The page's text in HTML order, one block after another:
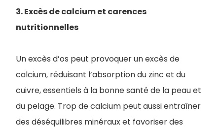
3. Excès de calcium et carences
nutritionnelles
Un excès d’os peut provoquer un excès de
calcium, réduisant l’absorption du zinc et du
cuivre, essentiels à la bonne santé de la peau et
du pelage. Trop de calcium peut aussi entraîner
des déséquilibres minéraux et favoriser des